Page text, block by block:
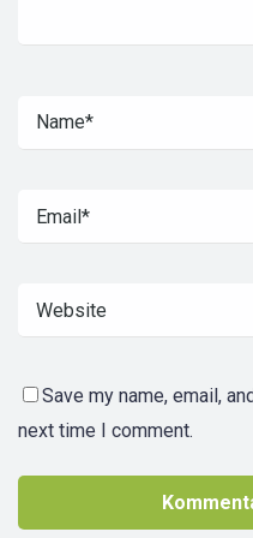
Save my name, email,
next time I comment.